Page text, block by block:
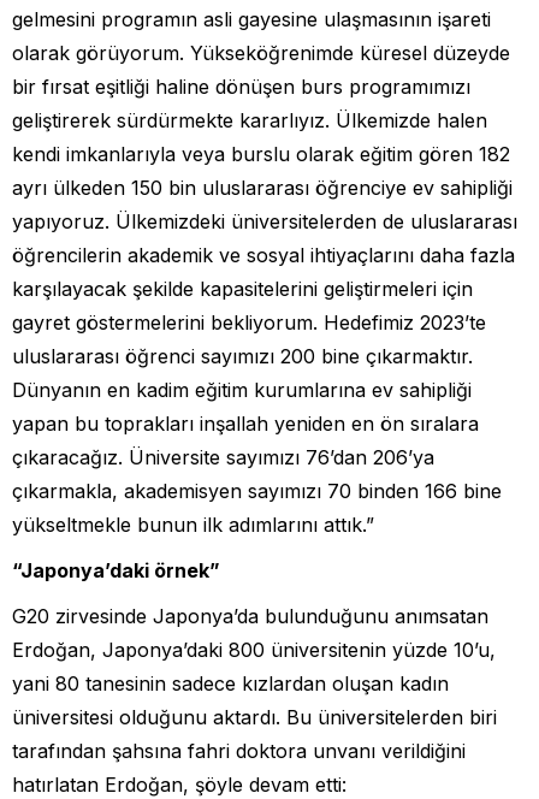
gelmesini programın asli gayesine ulaşmasının işareti
olarak görüyorum. Yükseköğrenimde küresel düzeyde
bir fırsat eşitliği haline dönüşen burs programımızı
geliştirerek sürdürmekte kararlıyız. Ülkemizde halen
kendi imkanlarıyla veya burslu olarak eğitim gören 182
ayrı ülkeden 150 bin uluslararası öğrenciye ev sahipliği
yapıyoruz. Ülkemizdeki üniversitelerden de uluslararası
öğrencilerin akademik ve sosyal ihtiyaçlarını daha fazla
karşılayacak şekilde kapasitelerini geliştirmeleri için
gayret göstermelerini bekliyorum. Hedefimiz 2023’te
uluslararası öğrenci sayımızı 200 bine çıkarmaktır.
Dünyanın en kadim eğitim kurumlarına ev sahipliği
yapan bu toprakları inşallah yeniden en ön sıralara
çıkaracağız. Üniversite sayımızı 76’dan 206’ya
çıkarmakla, akademisyen sayımızı 70 binden 166 bine
yükseltmekle bunun ilk adımlarını attık.”
“Japonya’daki örnek”
G20 zirvesinde Japonya’da bulunduğunu anımsatan
Erdoğan, Japonya’daki 800 üniversitenin yüzde 10’u,
yani 80 tanesinin sadece kızlardan oluşan kadın
üniversitesi olduğunu aktardı. Bu üniversitelerden biri
tarafından şahsına fahri doktora unvanı verildiğini
hatırlatan Erdoğan, şöyle devam etti: